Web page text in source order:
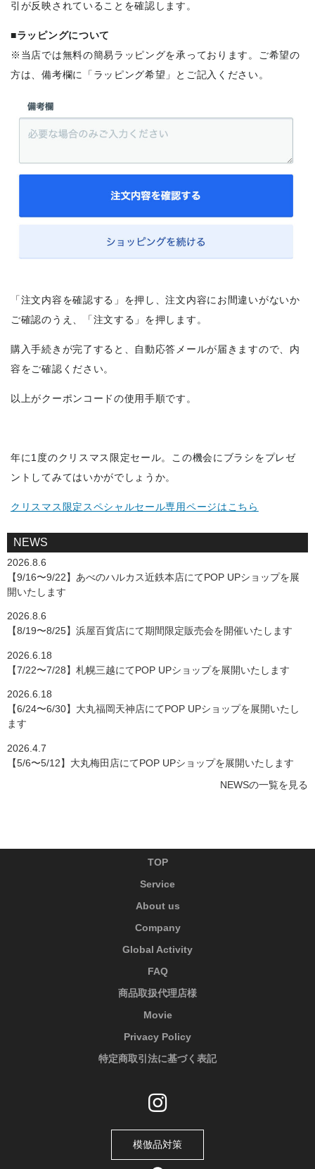
引が反映されていることを確認します。
■ラッピングについて
※当店では無料の簡易ラッピングを承っております。ご希望の
方は、備考欄に「ラッピング希望」とご記入ください。
「注文内容を確認する」を押し、注文内容にお間違いがないか
ご確認のうえ、「注文する」を押します。
購入手続きが完了すると、自動応答メールが届きますので、内
容をご確認ください。
以上がクーポンコードの使用手順です。
年に1度のクリスマス限定セール。この機会にブラシをプレゼ
ントしてみてはいかがでしょうか。
クリスマス限定スペシャルセール専用ページはこちら
NEWS
2026.8.6
【9/16〜9/22】あべのハルカス近鉄本店にてPOP UPショップを展
開いたします
2026.8.6
【8/19〜8/25】浜屋百貨店にて期間限定販売会を開催いたします
2026.6.18
【7/22〜7/28】札幌三越にてPOP UPショップを展開いたします
2026.6.18
【6/24〜6/30】大丸福岡天神店にてPOP UPショップを展開いたし
ます
2026.4.7
【5/6〜5/12】大丸梅田店にてPOP UPショップを展開いたします
NEWSの一覧を見る
TOP
Service
About us
Company
Global Activity
FAQ
商品取扱代理店様
Movie
Privacy Policy
特定商取引法に基づく表記
模倣品対策